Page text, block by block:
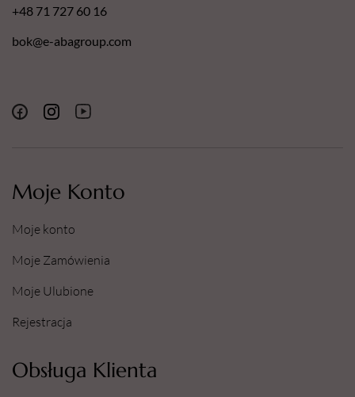
Moje Konto
Moje konto
Moje Zamówienia
Moje Ulubione
Rejestracja
Obsługa Klienta
+48 71 727 60 16
bok@e-abagroup.com